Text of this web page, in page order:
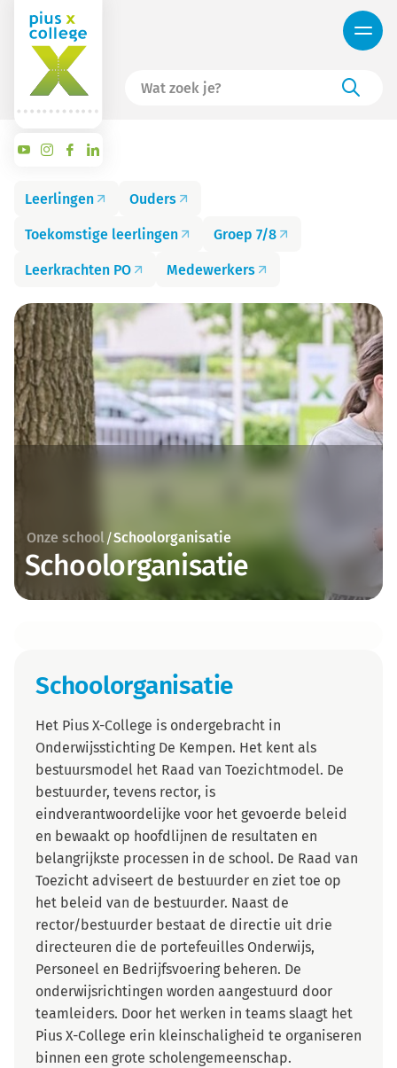
Leerlingen Ouders
Toekomstige leerlingen Groep 7/8
Leerkrachten PO Medewerkers
Onze school /Schoolorganisatie
Schoolorganisatie
Schoolorganisatie
Het Pius X-College is ondergebracht in
Onderwijsstichting De Kempen. Het kent als
bestuursmodel het Raad van Toezichtmodel. De
bestuurder, tevens rector, is
eindverantwoordelijke voor het gevoerde beleid
en bewaakt op hoofdlijnen de resultaten en
belangrijkste processen in de school. De Raad van
Toezicht adviseert de bestuurder en ziet toe op
het beleid van de bestuurder. Naast de
rector/bestuurder bestaat de directie uit drie
directeuren die de portefeuilles Onderwijs,
Personeel en Bedrijfsvoering beheren. De
onderwijsrichtingen worden aangestuurd door
teamleiders. Door het werken in teams slaagt het
Pius X-College erin kleinschaligheid te organiseren
binnen een grote scholengemeenschap.